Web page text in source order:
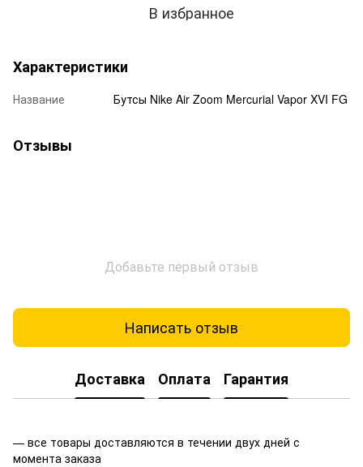
В избранное
Характеристики
Название Бутсы Nike Air Zoom Mercurial Vapor XVI FG
Отзывы
Добавьте первый отзыв
Написать отзыв
Доставка Оплата Гарантия
— все товары доставляются в течении двух дней с
момента заказа